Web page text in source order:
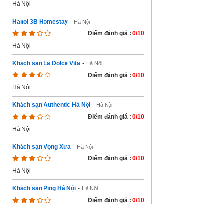
Hà Nội
Hanoi 3B Homestay - Hà Nội
Điểm đánh giá : 0/10
Hà Nội
Khách sạn La Dolce Vita - Hà Nội
Điểm đánh giá : 0/10
Hà Nội
Khách sạn Authentic Hà Nội - Hà Nội
Điểm đánh giá : 0/10
Hà Nội
Khách sạn Vọng Xưa - Hà Nội
Điểm đánh giá : 0/10
Hà Nội
Khách sạn Ping Hà Nội - Hà Nội
Điểm đánh giá : 0/10